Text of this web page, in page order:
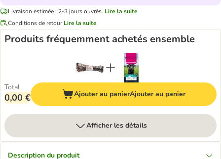
Livraison estimée : 2-3 jours ouvrés. Lire la suite
Conditions de retour Lire la suite
Produits fréquemment achetés ensemble
Total
0,00 € Ajouter au panierAjouter au panier
Afficher les détails
Description du produit